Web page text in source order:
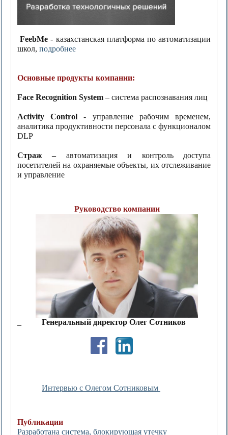
FeebMe - казахстанская платформа по автоматизации
школ, подробнее
Основные продукты компании:
Face Recognition System – система распознавания лиц
Activity Control - управление рабочим временем,
аналитика продуктивности персонала с функционалом
DLP
Страж –автоматизация и контроль доступа
посетителей на охраняемые объекты, их отслеживание
и управление
Руководство компании
Генеральный директор Олег Сотников
Интервью с Олегом Сотниковым
Публикации
Разработана система, блокирующая утечку